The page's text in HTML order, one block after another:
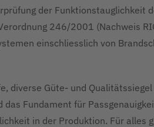
der
246/2001 (Nachweis
einschliesslich von
diverse Güte- und
Fundament für
in der Produktion. Für alles